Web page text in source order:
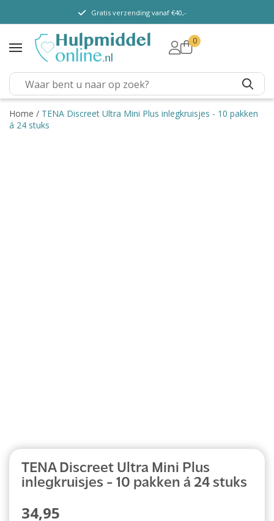
TENA Lady
TENA Men
TENA Pants (m/v)
TENA Flex
TENA Slip
Gratis verzending vanaf €40,-
0
Home / TENA Discreet Ultra Mini Plus inlegkruisjes - 10 pakken
á 24 stuks
TENA Discreet Ultra Mini Plus
inlegkruisjes - 10 pakken á 24 stuks
34,95